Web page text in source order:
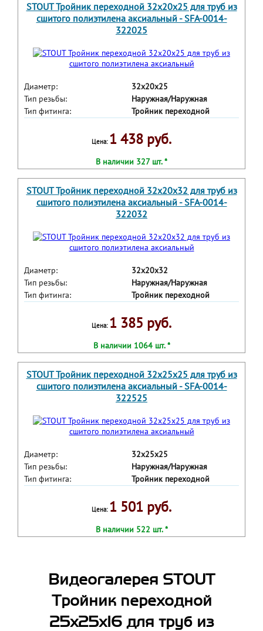
STOUT Тройник переходной 32x20x25 для труб из
сшитого полиэтилена аксиальный - SFA-0014-
322025
Диаметр:
32х20х25
Тип резьбы:
Наружная/Наружная
Тип фитинга:
Тройник переходной
Цена: 1 438 руб.
В наличии 327 шт. *
STOUT Тройник переходной 32x20x32 для труб из
сшитого полиэтилена аксиальный - SFA-0014-
322032
Диаметр:
32х20х32
Тип резьбы:
Наружная/Наружная
Тип фитинга:
Тройник переходной
Цена: 1 385 руб.
В наличии 1064 шт. *
STOUT Тройник переходной 32x25x25 для труб из
сшитого полиэтилена аксиальный - SFA-0014-
322525
Диаметр:
32х25х25
Тип резьбы:
Наружная/Наружная
Тип фитинга:
Тройник переходной
Цена: 1 501 руб.
В наличии 522 шт. *
Видеогалерея STOUT
Тройник переходной
25x25x16 для труб из